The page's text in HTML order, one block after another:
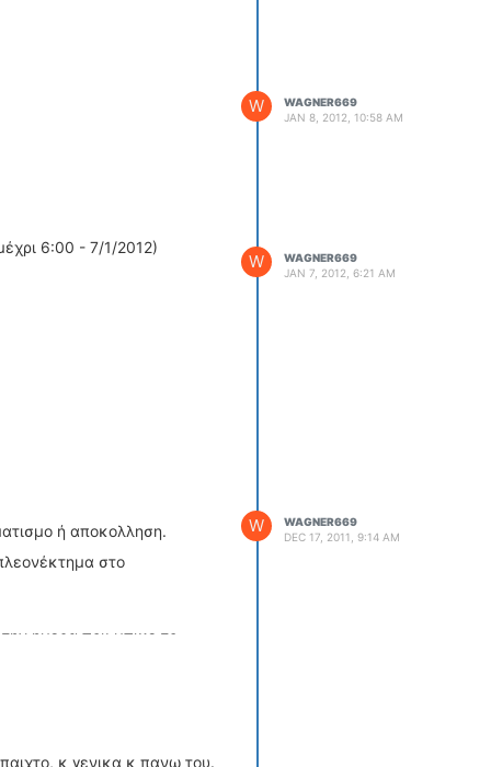
W
WAGNER669
JAN 8, 2012, 10:58 AM
6:00 - 7/1/2012)
W
WAGNER669
JAN 7, 2012, 6:21 AM
ή αποκολληση.
στο
ημερα που μπικε το
εχει παθει τιποτα!Οταν
W
WAGNER669
DEC 17, 2011, 9:14 AM
κ γενικα κ πανω του.